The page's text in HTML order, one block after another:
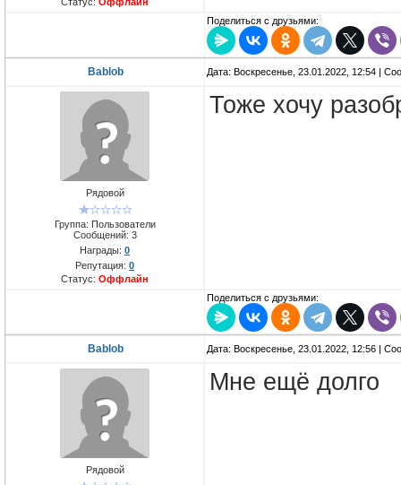
Поделиться с друзьями:
Bablob Дата: Воскресенье, 23.01.2022, 12:54 |
Рядовой
Группа: Пользователи
Сообщений: 3
Награды: 0
Репутация: 0
Статус: Оффлайн
Тоже хочу
Поделиться с друзьями:
Bablob Дата: Воскресенье, 23.01.2022, 12:56 |
Рядовой
Мне ещё долго